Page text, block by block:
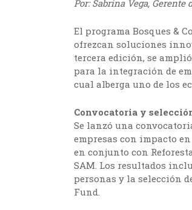
Por: Sabrina Vega,
El programa Bosques &
ofrezcan soluciones
tercera edición, se
para la integración de
cual alberga uno de los
Convocatoria y
Se lanzó una
empresas con impacto
en conjunto con
SAM. Los resultados
personas y la selección
Fund.